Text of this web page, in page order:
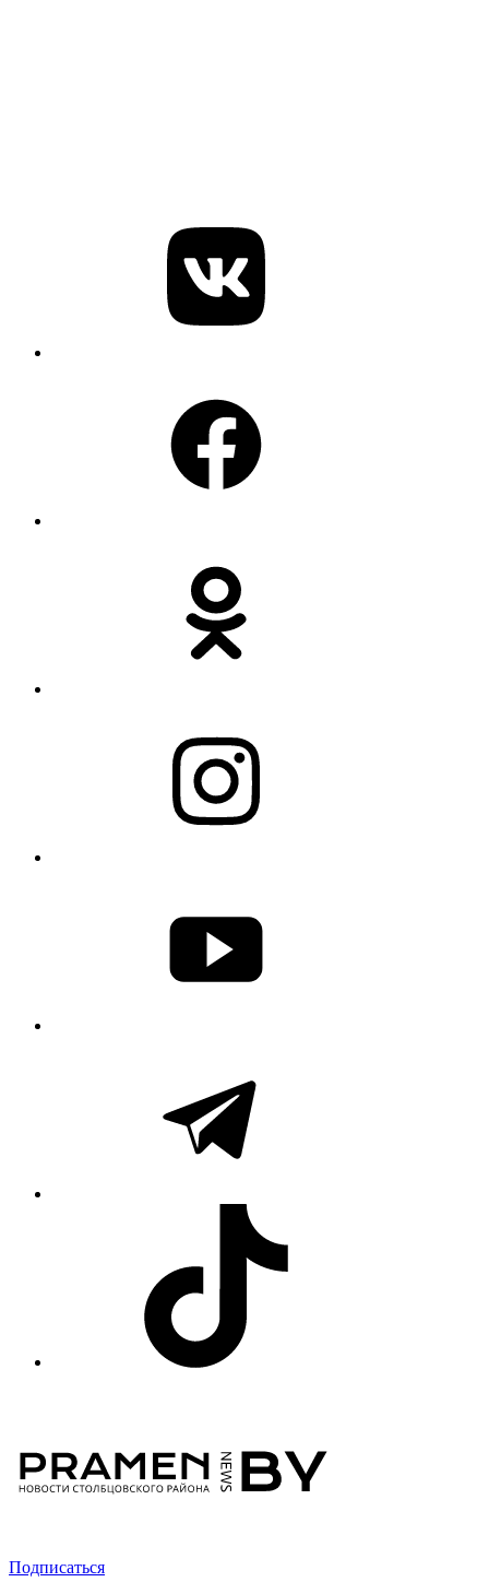
Подписаться